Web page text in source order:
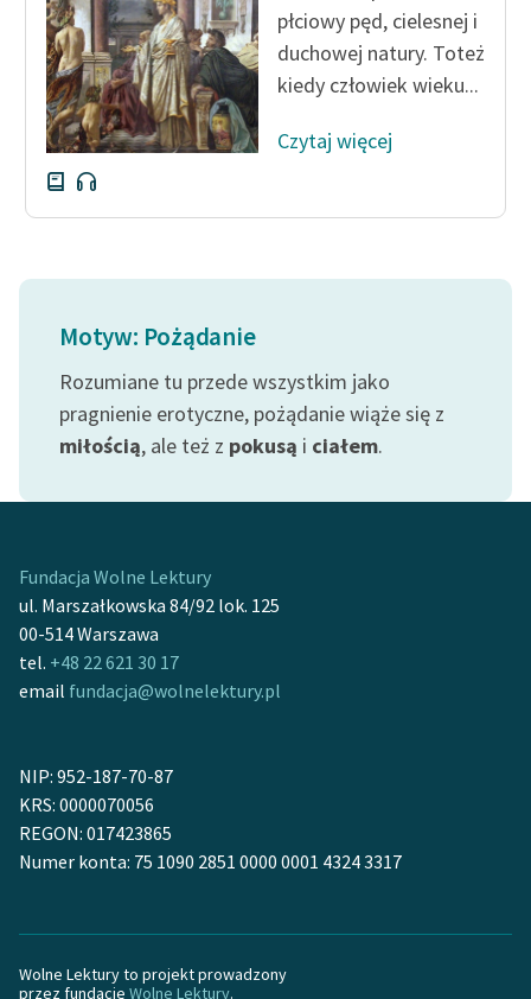
płciowy pęd, cielesnej i
duchowej natury. Toteż
kiedy człowiek wieku...
Czytaj więcej
Motyw: Pożądanie
Rozumiane tu przede wszystkim jako
pragnienie erotyczne, pożądanie wiąże się z
miłością, ale też z pokusą i ciałem.
Fundacja Wolne Lektury
ul. Marszałkowska 84/92 lok. 125
00-514 Warszawa
tel. +48 22 621 30 17
email fundacja@wolnelektury.pl
NIP: 952-187-70-87
KRS: 0000070056
REGON: 017423865
Numer konta: 75 1090 2851 0000 0001 4324 3317
Wolne Lektury to projekt prowadzony
przez fundację Wolne Lektury.